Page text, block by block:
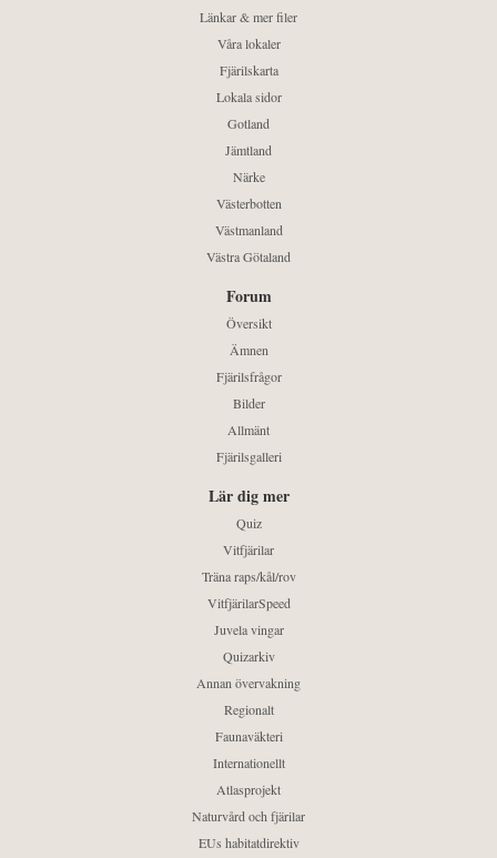
Länkar & mer filer
Våra lokaler
Fjärilskarta
Lokala sidor
Gotland
Jämtland
Närke
Västerbotten
Västmanland
Västra Götaland
Forum
Översikt
Ämnen
Fjärilsfrågor
Bilder
Allmänt
Fjärilsgalleri
Lär dig mer
Quiz
Vitfjärilar
Träna raps/kål/rov
VitfjärilarSpeed
Juvela vingar
Quizarkiv
Annan övervakning
Regionalt
Faunaväkteri
Internationellt
Atlasprojekt
Naturvård och fjärilar
EUs habitatdirektiv